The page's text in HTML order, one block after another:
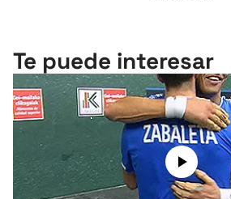
Te puede interesar